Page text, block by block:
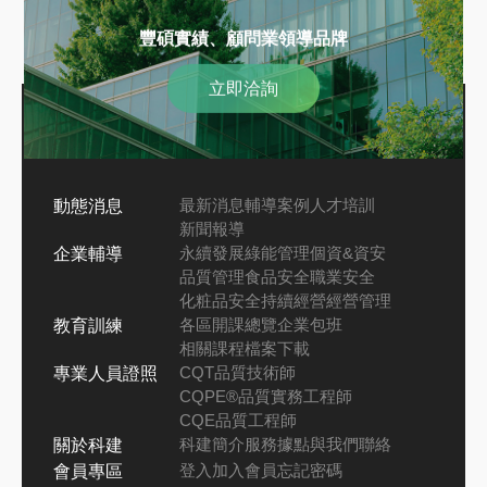
豐碩實績、顧問業領導品牌
立即洽詢
動態消息 最新消息輔導案例 人才培訓
新聞報導
企業輔導
永續發展綠能管理個資&資安
品質管理食品安全職業安全
化粧品安全持續經營經營管理
教育訓練
各區開課總覽企業包班
相關課程檔案下載
專業人員證照
CQT品質技術師
CQPE®品質實務工程師
CQE品質工程師
關於科建
科建簡介服務據點與我們聯絡
會員專區
登入 加入會員忘記密碼